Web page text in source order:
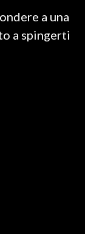
a una
a spingerti